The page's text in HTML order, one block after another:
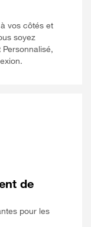
vos côtés et
soyez
de
pour les